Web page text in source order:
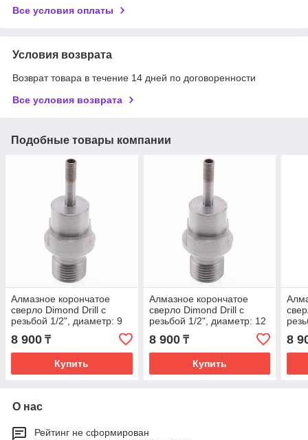
Все условия оплаты
Условия возврата
Возврат товара в течение 14 дней по договоренности
Все условия возврата
Подобные товары компании
Алмазное корончатое
сверло Dimond Drill с
резьбой 1/2", диаметр: 9
8 900 ₸
Купить
Алмазное корончатое
сверло Dimond Drill с
резьбой 1/2", диаметр: 12
8 900₸
Купить
8
О нас
Рейтинг не сформирован